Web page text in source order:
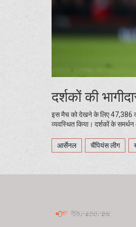
दर्शकों की
इस मैच को देखने के लिए 47,386
व्यवस्थित किया। दर्शकों के
आर्सेनल चैंपियंस लीग